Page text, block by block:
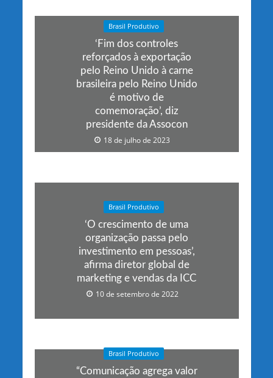
Brasil Produtivo
‘Fim dos controles
reforçados à exportação
pelo Reino Unido à carne
brasileira pelo Reino Unido
é motivo de
comemoração’, diz
presidente da Assocon
18 de julho de 2023
Brasil Produtivo
‘O crescimento de uma
organização passa pelo
investimento em pessoas’,
afirma diretor global de
marketing e vendas da ICC
10 de setembro de 2022
Brasil Produtivo
“Comunicação agrega valor